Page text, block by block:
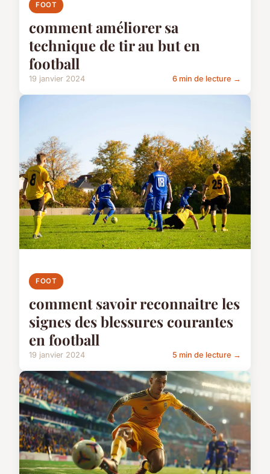
FOOT
comment améliorer sa
technique de tir au but en
football
19 janvier 2024 6 min de lecture →
FOOT
comment savoir reconnaitre les
signes des blessures courantes
en football
19 janvier 2024 5 min de lecture →